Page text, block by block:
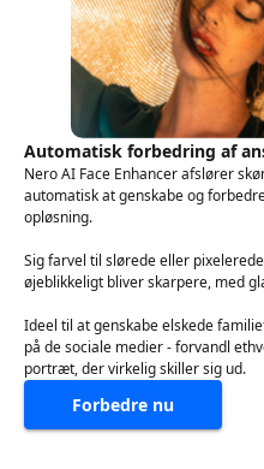
Automatisk forbedring af
Nero AI Face Enhancer afslører
automatisk at genskabe og
opløsning.
Sig farvel til slørede eller
øjeblikkeligt bliver skarpere, med
Ideel til at genskabe elskede
på de sociale medier - forvandl
portræt, der virkelig skiller sig ud.
Forbedre nu